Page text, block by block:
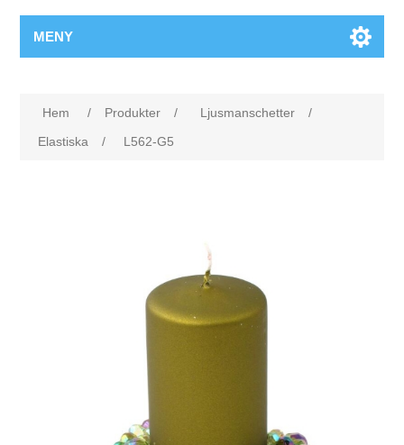
MENY
Hem / Produkter / Ljusmanschetter
/
Elastiska
/ L562-G5